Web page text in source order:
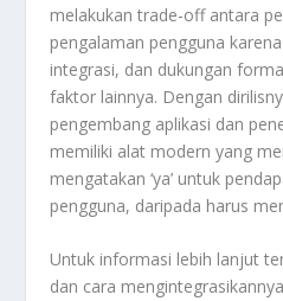
melakukan trade-off antara
pengalaman pengguna
integrasi, dan dukungan
faktor lainnya. Dengan
pengembang aplikasi dan
memiliki alat modern yang
mengatakan ‘ya’ untuk
pengguna, daripada harus
Untuk informasi lebih lanjut
dan cara